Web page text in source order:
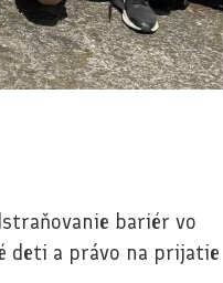
bariér vo
deti a právo na prijatie